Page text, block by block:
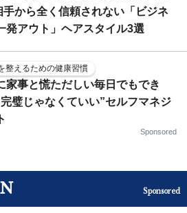
手から全く信頼されない「ビジネ
発アウト」ヘアスタイル3選
整えるための健康習慣
家事と慌ただしい毎日でもでき
璧じゃなくていい”セルフマネジ
Sponsored
Sponsored